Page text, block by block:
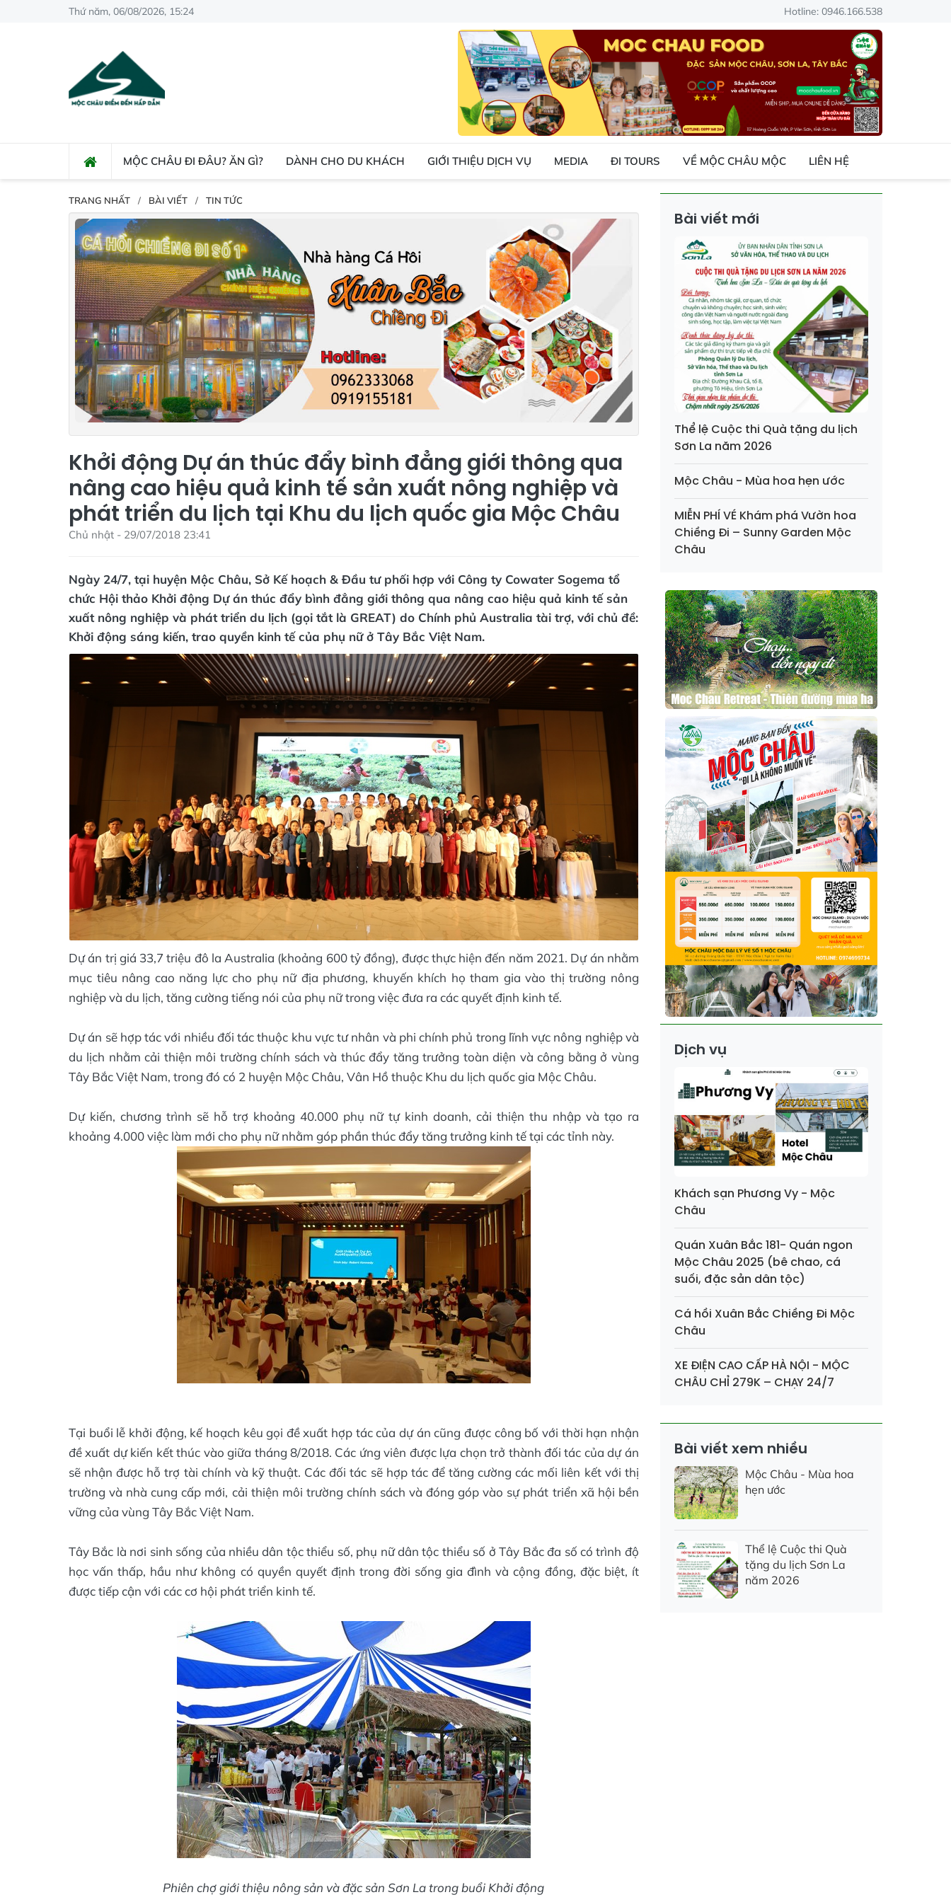
Thứ năm, 06/08/2026, 15:24 Hotline: 0946.166.538
MỘC CHÂU ĐI ĐÂU? ĂN GÌ? DÀNH CHO DU KHÁCH GIỚI THIỆU DỊCH VỤ MEDIA ĐI TOURS VỀ MỘC CHÂU MỘC LIÊN HỆ
TRANG NHẤT BÀI VIẾT TIN TỨC
Khởi động Dự án thúc đẩy bình đẳng giới thông qua
nâng cao hiệu quả kinh tế sản xuất nông nghiệp và
phát triển du lịch tại Khu du lịch quốc gia Mộc Châu
Chủ nhật - 29/07/2018 23:41
Ngày 24/7, tại huyện Mộc Châu, Sở Kế hoạch & Đầu tư phối hợp với Công ty Cowater Sogema tổ
chức Hội thảo Khởi động Dự án thúc đẩy bình đẳng giới thông qua nâng cao hiệu quả kinh tế sản
xuất nông nghiệp và phát triển du lịch (gọi tắt là GREAT) do Chính phủ Australia tài trợ, với chủ đề:
Khởi động sáng kiến, trao quyền kinh tế của phụ nữ ở Tây Bắc Việt Nam.
Dự án trị giá 33,7 triệu đô la Australia (khoảng 600 tỷ đồng), được thực hiện đến năm 2021. Dự án nhằm
mục tiêu nâng cao năng lực cho phụ nữ địa phương, khuyến khích họ tham gia vào thị trường nông
nghiệp và du lịch, tăng cường tiếng nói của phụ nữ trong việc đưa ra các quyết định kinh tế.
Dự án sẽ hợp tác với nhiều đối tác thuộc khu vực tư nhân và phi chính phủ trong lĩnh vực nông nghiệp và
du lịch nhằm cải thiện môi trường chính sách và thúc đẩy tăng trưởng toàn diện và công bằng ở vùng
Tây Bắc Việt Nam, trong đó có 2 huyện Mộc Châu, Vân Hồ thuộc Khu du lịch quốc gia Mộc Châu.
Dự kiến, chương trình sẽ hỗ trợ khoảng 40.000 phụ nữ tự kinh doanh, cải thiện thu nhập và tạo ra
khoảng 4.000 việc làm mới cho phụ nữ nhằm góp phần thúc đẩy tăng trưởng kinh tế tại các tỉnh này.
Tại buổi lễ khởi động, kế hoạch kêu gọi đề xuất hợp tác của dự án cũng được công bố với thời hạn nhận
đề xuất dự kiến kết thúc vào giữa tháng 8/2018. Các ứng viên được lựa chọn trở thành đối tác của dự án
sẽ nhận được hỗ trợ tài chính và kỹ thuật. Các đối tác sẽ hợp tác để tăng cường các mối liên kết với thị
trường và nhà cung cấp mới, cải thiện môi trường chính sách và đóng góp vào sự phát triển xã hội bền
vững của vùng Tây Bắc Việt Nam.
Tây Bắc là nơi sinh sống của nhiều dân tộc thiểu số, phụ nữ dân tộc thiểu số ở Tây Bắc đa số có trình độ
học vấn thấp, hầu như không có quyền quyết định trong đời sống gia đình và cộng đồng, đặc biệt, ít
được tiếp cận với các cơ hội phát triển kinh tế.
Phiên chợ giới thiệu nông sản và đặc sản Sơn La trong buổi Khởi động
Bài viết mới
Thể lệ Cuộc thi Quà tặng du lịch
Sơn La năm 2026
Mộc Châu - Mùa hoa hẹn ước
MIỄN PHÍ VÉ Khám phá Vườn hoa
Chiềng Đi – Sunny Garden Mộc
Châu
Dịch vụ
Khách sạn Phương Vy - Mộc
Châu
Quán Xuân Bắc 181- Quán ngon
Mộc Châu 2025 (bê chao, cá
suối, đặc sản dân tộc)
Cá hồi Xuân Bắc Chiềng Đi Mộc
Châu
XE ĐIỆN CAO CẤP HÀ NỘI - MỘC
CHÂU CHỈ 279K – CHẠY 24/7
Bài viết xem nhiều
Mộc Châu - Mùa hoa
hẹn ước
Thể lệ Cuộc thi Quà
tặng du lịch Sơn La
năm 2026